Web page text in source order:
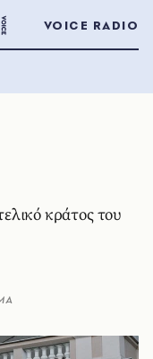
VOICE RADIO
κράτος του